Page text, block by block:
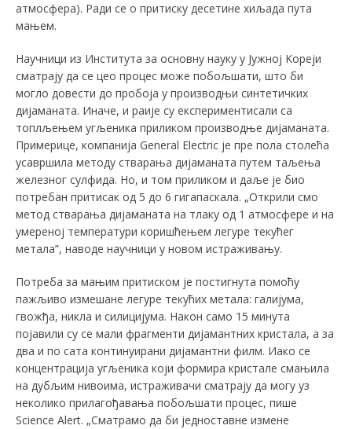
атмосфера). Ради се о притиску десетине хиљада пута
мањем.
Научници из Института за основну науку у Јужној Kореји
сматрају да се цео процес може побољшати, што би
могло довести до пробоја у производњи синтетичких
дијаманата. Иначе, и раије су експериментисали са
топлљењем угљеника приликом производње дијаманата.
Примерице, компанија General Electric је пре пола столећа
усавршила методу стварања дијаманата путем таљења
железног сулфида. Но, и том приликом и даље је био
потребан притисак од 5 до 6 гигапаскала. „Открили смо
метод стварања дијаманата на тлаку од 1 атмосфере и на
умереној температури коришћењем легуре текућег
метала”, наводе научници у новом истраживању.
Потреба за мањим притиском је постигнута помоћу
пажљиво измешане легуре текућих метала: галијума,
гвожђа, никла и силицијума. Након само 15 минута
појавили су се мали фрагменти дијамантних кристала, а за
два и по сата континуирани дијамантни филм. Иако се
концентрација угљеника који формира кристале смањила
на дубљим нивоима, истраживачи сматрају да могу уз
неколико прилагођавања побољшати процес, пише
Science Alert. „Сматрамо да би једноставне измене